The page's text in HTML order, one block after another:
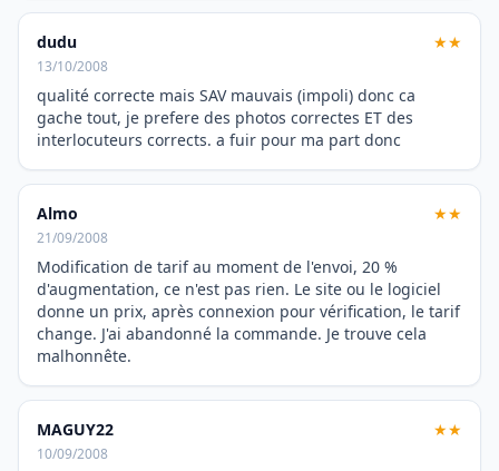
dudu ★★
13/10/2008
qualité correcte mais SAV mauvais (impoli) donc ca
gache tout, je prefere des photos correctes ET des
interlocuteurs corrects. a fuir pour ma part donc
Almo ★★
21/09/2008
Modification de tarif au moment de l'envoi, 20 %
d'augmentation, ce n'est pas rien. Le site ou le logiciel
donne un prix, après connexion pour vérification, le tarif
change. J'ai abandonné la commande. Je trouve cela
malhonnête.
MAGUY22 ★★
10/09/2008